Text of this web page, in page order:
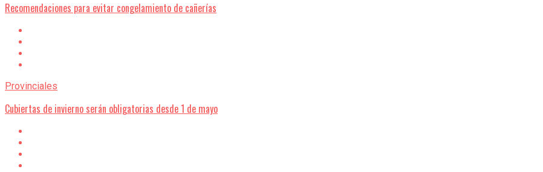
Recomendaciones para evitar congelamiento de cañerías
Provinciales
Cubiertas de invierno serán obligatorias desde 1 de mayo